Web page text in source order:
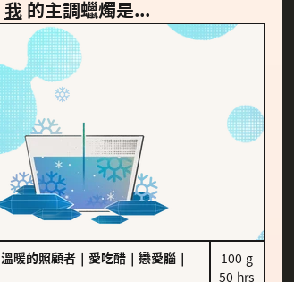
我 的主調蠟燭是...
溫暖的照顧者 愛吃醋 戀愛腦
100 g
50 hrs